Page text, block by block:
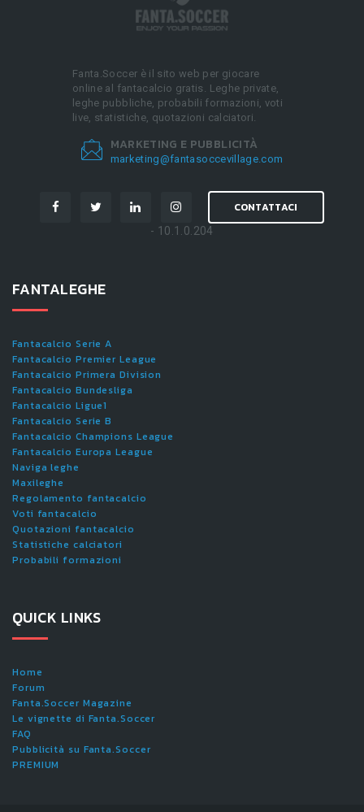
Fanta.Soccer è il sito web per giocare
online al fantacalcio gratis. Leghe private,
leghe pubbliche, probabili formazioni, voti
live, statistiche, quotazioni calciatori.
MARKETING E PUBBLICITÀ
marketing@fantasoccevillage.com
CONTATTACI
- 10.1.0.204
FANTALEGHE
Fantacalcio Serie A
Fantacalcio Premier League
Fantacalcio Primera Division
Fantacalcio Bundesliga
Fantacalcio Ligue1
Fantacalcio Serie B
Fantacalcio Champions League
Fantacalcio Europa League
Naviga leghe
Maxileghe
Regolamento fantacalcio
Voti fantacalcio
Quotazioni fantacalcio
Statistiche calciatori
Probabili formazioni
QUICK LINKS
Home
Forum
Fanta.Soccer Magazine
Le vignette di Fanta.Soccer
FAQ
Pubblicità su Fanta.Soccer
PREMIUM